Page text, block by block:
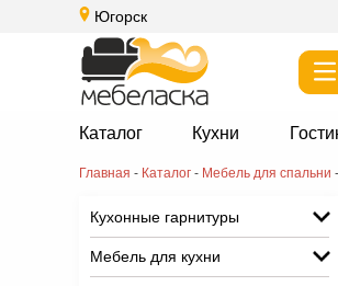
Югорск
Каталог Кухни
Главная - Каталог - Мебель для спальни -
Кухонные гарнитуры
Мебель для кухни